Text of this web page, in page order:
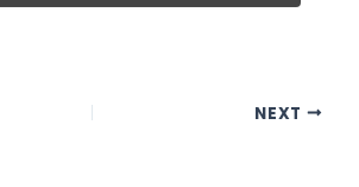
NEXT